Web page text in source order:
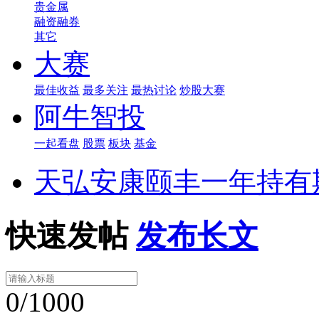
贵金属
融资融券
其它
大赛
最佳收益 最多关注 最热讨论 炒股大赛
阿牛智投
一起看盘 股票 板块 基金
天弘安康颐丰一年持
快速发帖 发布长文
0/1000